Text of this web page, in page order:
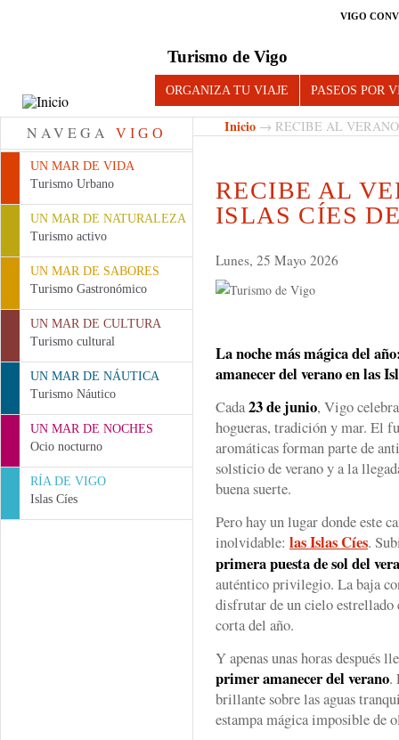
VIGO
Turismo de Vigo
ORGANIZA TU VIAJE PASEOS POR
NAVEGA VIGO
UN MAR DE VIDA
Turismo Urbano
UN MAR DE NATURALEZA
Turismo activo
UN MAR DE SABORES
Turismo Gastronómico
UN MAR DE CULTURA
Turismo cultural
UN MAR DE NÁUTICA
Turismo Náutico
UN MAR DE NOCHES
Ocio nocturno
RÍA DE VIGO
Islas Cíes
Inicio → RECIBE AL
RECIBE AL
ISLAS CÍES
Lunes, 25 Mayo 2026
La noche más mágica del
amanecer del verano en las
Cada23 de junio, Vigo
hogueras, tradición y mar. El
aromáticas forman parte de
solsticio de verano y a la
buena suerte.
Pero hay un lugar donde este
inolvidable: las Islas Cíes.
primera puesta de sol del
auténtico privilegio. La baja
disfrutar de un cielo estrellado
corta del año.
Y apenas unas horas después
primer amanecer del verano.
brillante sobre las aguas
estampa mágica imposible de